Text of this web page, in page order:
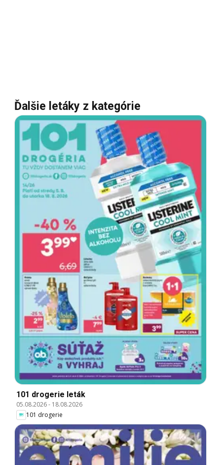
Ďalšie letáky z kategórie
101 drogerie leták
05.08.2026- 18.08.2026
101 drogerie